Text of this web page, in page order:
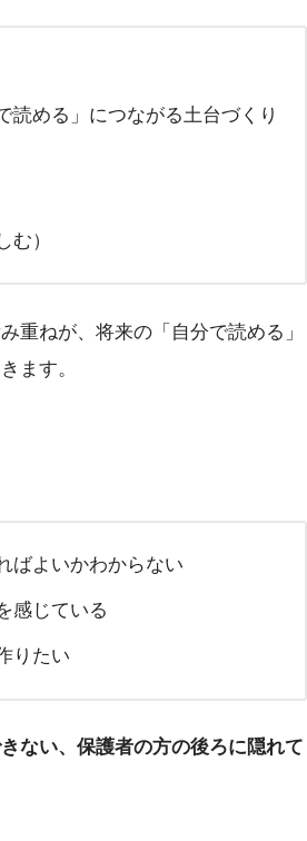
読める」につながる土台づくり
）
重ねが、将来の「自分で読める」
ます。
ばよいかわからない
感じている
りたい
ない、保護者の方の後ろに隠れて